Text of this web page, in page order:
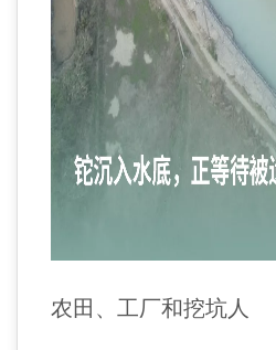
农田、工厂和挖坑人